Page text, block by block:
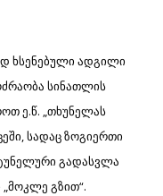
ხსენებული ადგილი
სინათლის
ე.წ. „თხუნელას
სადაც ზოგიერთი
გადასვლა
გზით“.